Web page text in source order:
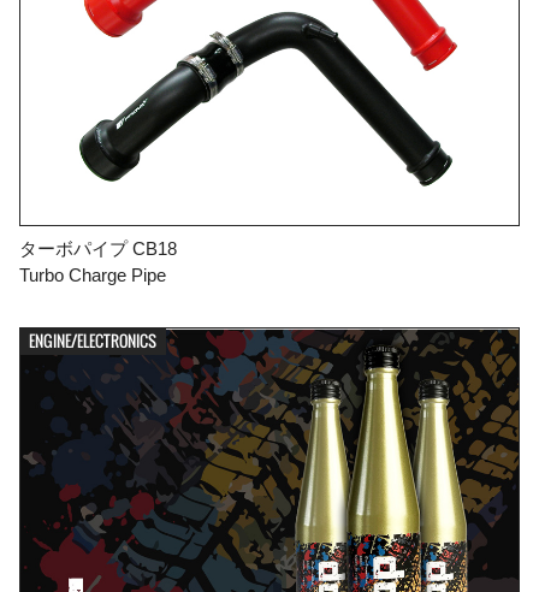
ターボパイプ CB18
Turbo Charge Pipe
ENGINE/ELECTRONICS